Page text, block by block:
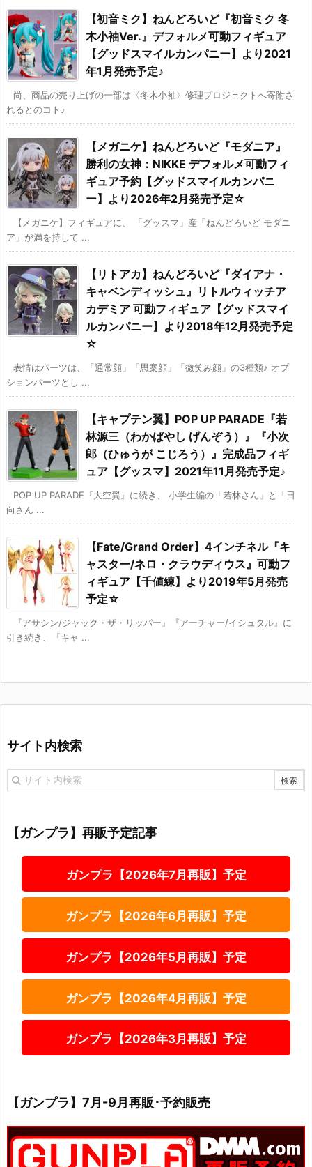
【初音ミク】ねんどろいど『初音ミク 冬
木小袖Ver.』デフォルメ可動フィギュア
【グッドスマイルカンパニー】より2021
年1月発売予定♪
尚、商品の売り上げの一部は〈冬木小袖〉修理プロジェクトへ寄附さ
れるとのコト♪
【メガニケ】ねんどろいど『モダニア』
勝利の女神：NIKKE デフォルメ可動フィ
ギュア予約【グッドスマイルカンパニ
ー】より2026年2月発売予定☆
【メガニケ】フィギュアに、 「グッスマ」産「ねんどろいど モダニ
ア」が満を持して ...
【リトアカ】ねんどろいど『ダイアナ・
キャベンディッシュ』リトルウィッチア
カデミア 可動フィギュア【グッドスマイ
ルカンパニー】より2018年12月発売予定
☆
表情はパーツは、「通常顔」「思案顔」「微笑み顔」の3種類♪ オプ
ションパーツとし ...
【キャプテン翼】POP UP PARADE『若
林源三（わかばやし げんぞう）』『小次
郎（ひゅうが こじろう）』完成品フィギ
ュア【グッスマ】2021年11月発売予定♪
POP UP PARADE『大空翼』に続き、 小学生編の「若林さん」と「日
向さん ...
【Fate/Grand Order】4インチネル『キ
ャスター/ネロ・クラウディウス』可動フ
ィギュア【千値練】より2019年5月発売
予定☆
『アサシン/ジャック・ザ・リッパー』『アーチャー/イシュタル』に
引き続き、『キャ ...
サイト内検索
【ガンプラ】再販予定記事
ガンプラ【2026年7月再販】予定
ガンプラ【2026年6月再販】予定
ガンプラ【2026年5月再販】予定
ガンプラ【2026年4月再販】予定
ガンプラ【2026年3月再販】予定
【ガンプラ】7月-9月再販･予約販売